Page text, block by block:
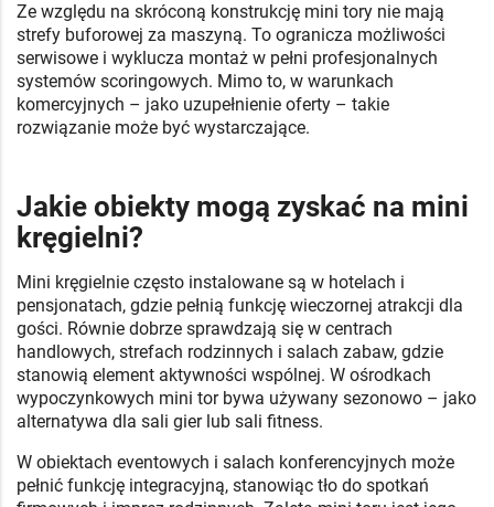
Ze względu na skróconą konstrukcję mini tory nie mają
strefy buforowej za maszyną. To ogranicza możliwości
serwisowe i wyklucza montaż w pełni profesjonalnych
systemów scoringowych. Mimo to, w warunkach
komercyjnych – jako uzupełnienie oferty – takie
rozwiązanie może być wystarczające.
Jakie obiekty mogą zyskać na mini
kręgielni?
Mini kręgielnie często instalowane są w hotelach i
pensjonatach, gdzie pełnią funkcję wieczornej atrakcji dla
gości. Równie dobrze sprawdzają się w centrach
handlowych, strefach rodzinnych i salach zabaw, gdzie
stanowią element aktywności wspólnej. W ośrodkach
wypoczynkowych mini tor bywa używany sezonowo – jako
alternatywa dla sali gier lub sali fitness.
W obiektach eventowych i salach konferencyjnych może
pełnić funkcję integracyjną, stanowiąc tło do spotkań